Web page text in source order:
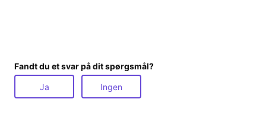
Fandt du et svar på dit spørgsmål?
Ja Ingen